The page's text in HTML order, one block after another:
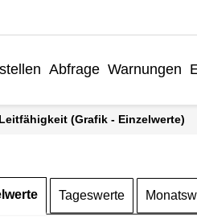
Abfrage Warnungen
(Grafik - Einzelwerte)
Tageswerte